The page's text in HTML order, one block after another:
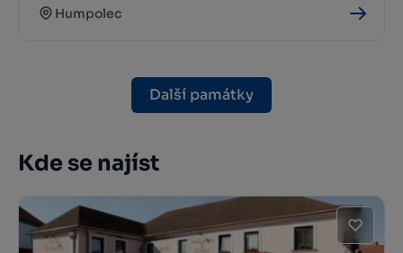
Humpolec
Další památky
Kde se najíst